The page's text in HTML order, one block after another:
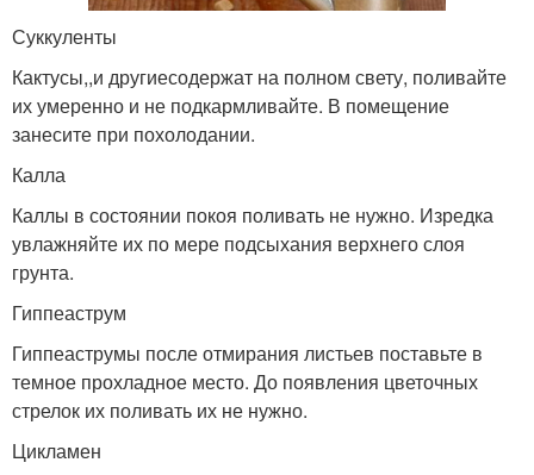
Суккуленты
Кактусы,,и другиесодержат на полном свету, поливайте
их умеренно и не подкармливайте. В помещение
занесите при похолодании.
Калла
Каллы в состоянии покоя поливать не нужно. Изредка
увлажняйте их по мере подсыхания верхнего слоя
грунта.
Гиппеаструм
Гиппеаструмы после отмирания листьев поставьте в
темное прохладное место. До появления цветочных
стрелок их поливать их не нужно.
Цикламен